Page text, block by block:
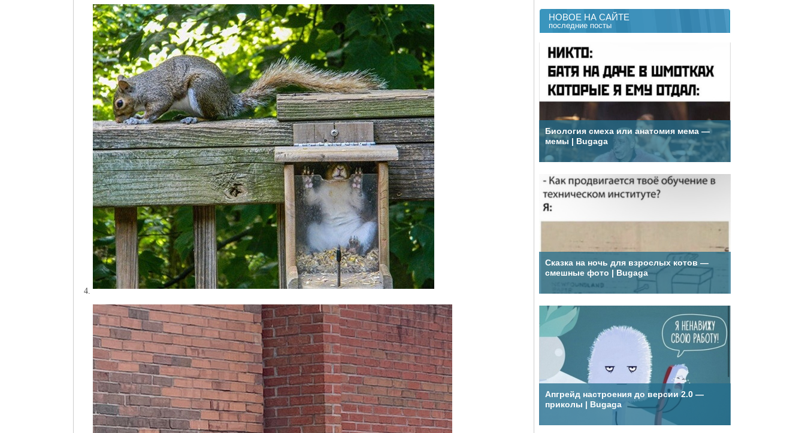
НОВОЕ НА САЙТЕ
последние посты
Биология смеха или анатомия мема —
мемы | Bugaga
Сказка на ночь для взрослых котов —
смешные фото | Bugaga
Апгрейд настроения до версии 2.0 —
приколы | Bugaga